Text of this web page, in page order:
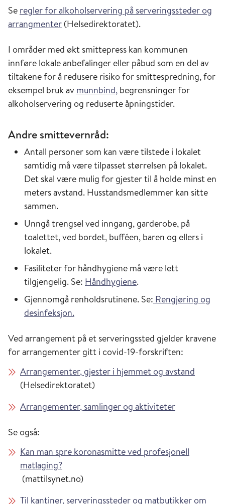
Se regler for alkoholservering på serveringssteder og
arrangmenter (Helsedirektoratet).
I områder med økt smittepress kan kommunen
innføre lokale anbefalinger eller påbud som en del av
tiltakene for å redusere risiko for smittespredning, for
eksempel bruk av munnbind, begrensninger for
alkoholservering og reduserte åpningstider.
Andre smittevernråd:
Antall personer som kan være tilstede i lokalet
samtidig må være tilpasset størrelsen på lokalet.
Det skal være mulig for gjester til å holde minst en
meters avstand. Husstandsmedlemmer kan sitte
sammen.
Unngå trengsel ved inngang, garderobe, på
toalettet, ved bordet, bufféen, baren og ellers i
lokalet.
Fasiliteter for håndhygiene må være lett
tilgjengelig. Se: Håndhygiene.
Gjennomgå renholdsrutinene. Se: Rengjøring og
desinfeksjon.
Ved arrangement på et serveringssted gjelder kravene
for arrangementer gitt i covid-19-forskriften:
Arrangementer, gjester i hjemmet og avstand
(Helsedirektoratet)
Arrangementer, samlinger og aktiviteter
Se også:
Kan man spre koronasmitte ved profesjonell
matlaging?
(mattilsynet.no)
Til kantiner, serveringssteder og matbutikker om